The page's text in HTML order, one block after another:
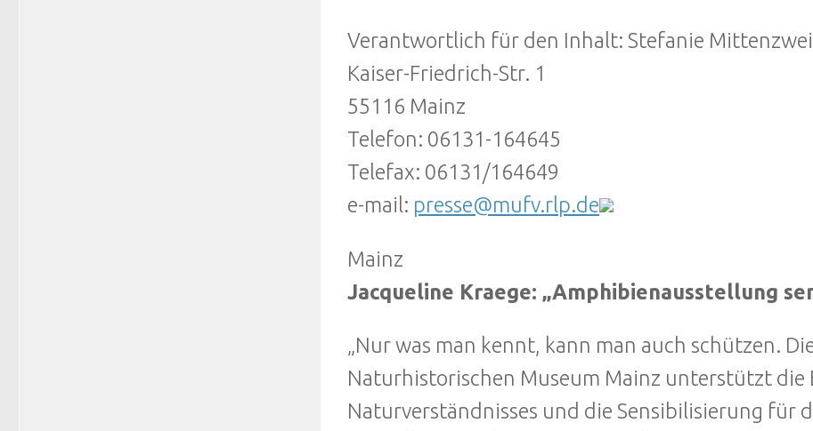
Verantwortlich für den Inhalt: Stefanie Mittenzwei
Kaiser-Friedrich-Str. 1
55116 Mainz
Telefon: 06131-164645
Telefax: 06131/164649
e-mail: presse@mufv.rlp.de
Mainz
Jacqueline Kraege: „Amphibienausstellung
„Nur was man kennt, kann man auch schützen.
Naturhistorischen Museum Mainz unterstützt die
Naturverständnisses und die Sensibilisierung für